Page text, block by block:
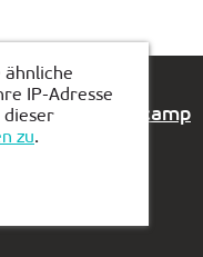
Module Feriencamp
ähnliche
IP-Adresse
dieser
zu.